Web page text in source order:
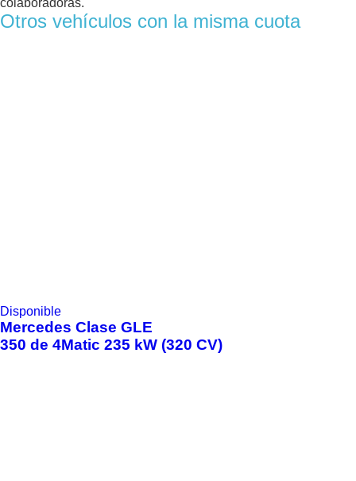
Otros vehículos con la misma cuota
Disponible
Mercedes Clase GLE
350 de 4Matic 235 kW (320 CV)